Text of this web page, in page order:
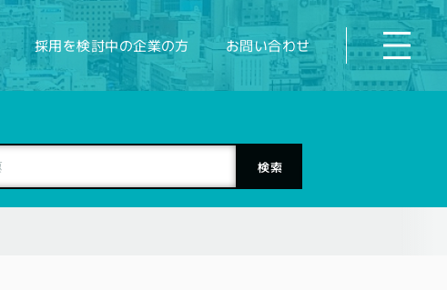
採用を検討中の企業の方 お問い合わせ